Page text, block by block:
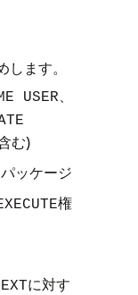
ます。
USER
む)
パッケージ
権
に対す